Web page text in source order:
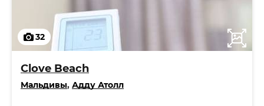
32
Clove Beach
Мальдивы, Адду Атолл